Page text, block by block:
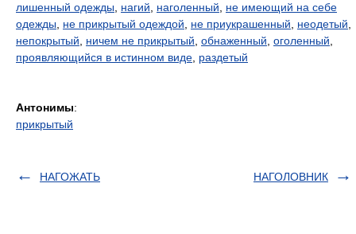
лишенный одежды
нагий наголенный
не имеющий на себе
одежды
не прикрытый одеждой не приукрашенный неодетый
непокрытый
ничем не прикрытый обнаженный оголенный
проявляющийся в истинном виде раздетый
Антонимы:
прикрытый
НАГОЖАТЬ НАГОЛОВНИК